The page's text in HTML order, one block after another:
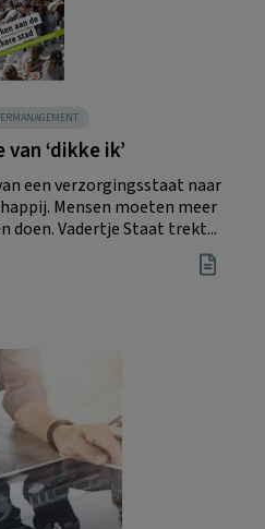
‘dikke ik’
een verzorgingsstaat naar
Mensen moeten meer
doen. Vadertje Staat trekt...